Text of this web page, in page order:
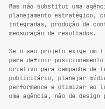
Mas não substitui uma
planejamento estratégico,
integradas, produção de
mensuração de resultados.
Se o seu projeto exige um
para definir
criativo para campanha de
publicitário, planejar mídia
performance e otimizar ao
uma agência, não de